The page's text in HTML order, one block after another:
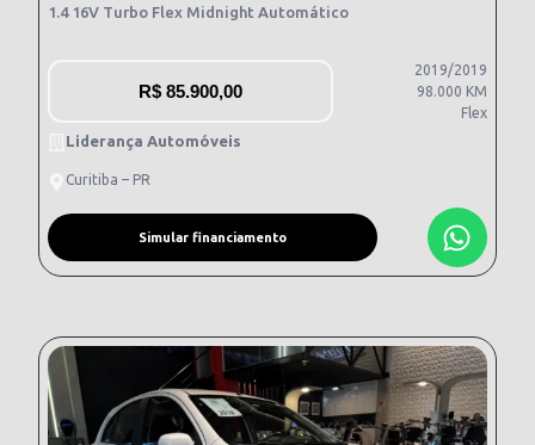
1.4 16V Turbo Flex Midnight Automático
R$ 85.900,00
2019/2019
98.000 KM
Flex
Liderança Automóveis
Curitiba – PR
Simular financiamento